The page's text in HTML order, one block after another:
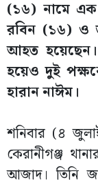
(১৬) নামে
রবিন (১৬) ও
আহত হয়েছেন।
হয়েও দুই
হারান নাঈম।
শনিবার (৪
কেরানীগঞ্জ
আজাদ। তিনি